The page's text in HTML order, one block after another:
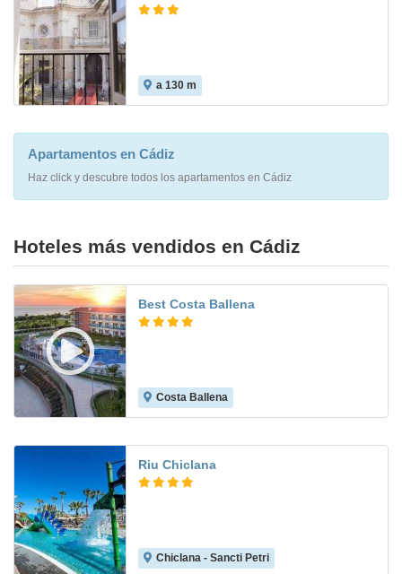
a 130 m
Apartamentos en Cádiz
Haz click y descubre todos los apartamentos en Cádiz
Hoteles más vendidos en Cádiz
Best Costa Ballena
Costa Ballena
Riu Chiclana
Chiclana - Sancti Petri